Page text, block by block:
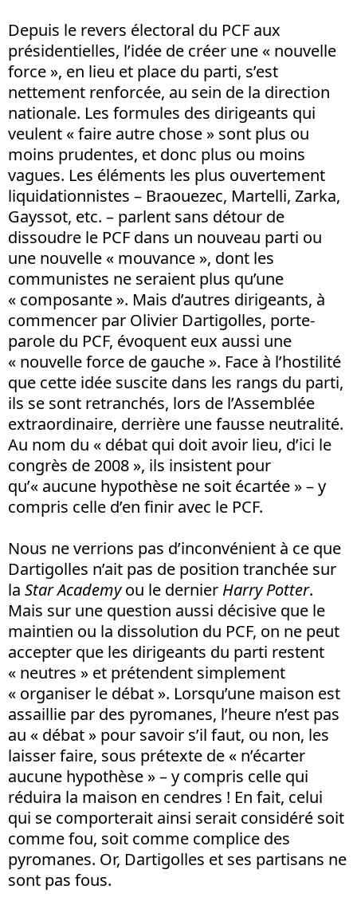
Depuis le revers électoral du PCF aux
présidentielles, l’idée de créer une « nouvelle
force », en lieu et place du parti, s’est
nettement renforcée, au sein de la direction
nationale. Les formules des dirigeants qui
veulent « faire autre chose » sont plus ou
moins prudentes, et donc plus ou moins
vagues. Les éléments les plus ouvertement
liquidationnistes – Braouezec, Martelli, Zarka,
Gayssot, etc. – parlent sans détour de
dissoudre le PCF dans un nouveau parti ou
une nouvelle « mouvance », dont les
communistes ne seraient plus qu’une
« composante ». Mais d’autres dirigeants, à
commencer par Olivier Dartigolles, porte-
parole du PCF, évoquent eux aussi une
« nouvelle force de gauche ». Face à l’hostilité
que cette idée suscite dans les rangs du parti,
ils se sont retranchés, lors de l’Assemblée
extraordinaire, derrière une fausse neutralité.
Au nom du « débat qui doit avoir lieu, d’ici le
congrès de 2008 », ils insistent pour
qu’« aucune hypothèse ne soit écartée » – y
compris celle d’en finir avec le PCF.
Nous ne verrions pas d’inconvénient à ce que
Dartigolles n’ait pas de position tranchée sur
la Star Academyou le dernier Harry Potter.
Mais sur une question aussi décisive que le
maintien ou la dissolution du PCF, on ne peut
accepter que les dirigeants du parti restent
« neutres » et prétendent simplement
« organiser le débat ». Lorsqu’une maison est
assaillie par des pyromanes, l’heure n’est pas
au « débat » pour savoir s’il faut, ou non, les
laisser faire, sous prétexte de « n’écarter
aucune hypothèse » – y compris celle qui
réduira la maison en cendres ! En fait, celui
qui se comporterait ainsi serait considéré soit
comme fou, soit comme complice des
pyromanes. Or, Dartigolles et ses partisans ne
sont pas fous.